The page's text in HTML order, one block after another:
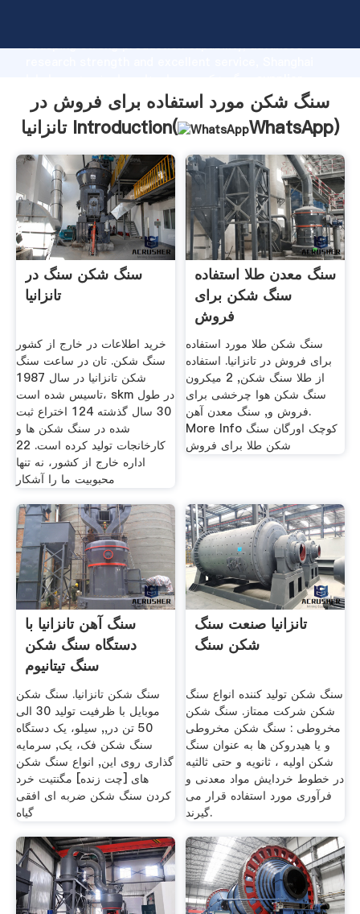
Grasping strong production capability, advanced
create the value and bring values to all of customers.
سنگ شکن مورد استفاده برای فروش در
تانزانیا Introduction(
WhatsApp)
سنگ شکن سنگ در
تانزانیا
خرید اطلاعات در خارج از کشور
سنگ شکن. تان در ساعت سنگ
شکن تانزانیا در سال 1987
تاسیس شده است، skm در طول
30 سال گذشته 124 اختراع ثبت
شده در سنگ شکن ها و
کارخانجات تولید کرده است. 22
اداره خارج از کشور، نه تنها
محبوبیت ما را آشکار
سنگ معدن طلا استفاده
سنگ شکن برای
فروش
سنگ شکن طلا مورد استفاده
برای فروش در تانزانیا. استفاده
از طلا سنگ شکن, 2 میکرون
سنگ شکن هوا چرخشی برای
فروش و, سنگ معدن آهن.
More Info کوچک اورگان سنگ
شکن طلا برای فروش
سنگ آهن تانزانیا با
دستگاه سنگ شکن
سنگ تیتانیوم
سنگ شکن تانزانیا. سنگ شکن
موبایل با ظرفیت تولید 30 الی
50 تن در,, سیلو، یک دستگاه
سنگ شکن فک، یک, سرمایه
گذاری روی این, انواع سنگ شکن
های [چت زنده] مگنتیت خرد
کردن سنگ شکن ضربه ای افقی
گیاه
تانزانیا صنعت سنگ
شکن سنگ
سنگ شکن تولید کننده انواع سنگ
شکن شرکت ممتاز. سنگ شکن
مخروطی : سنگ شکن مخروطی
و یا هیدروکن ها به عنوان سنگ
شکن اولیه ، ثانویه و حتی ثالثیه
در خطوط خردایش مواد معدنی و
فرآوری مورد استفاده قرار می
گیرند.